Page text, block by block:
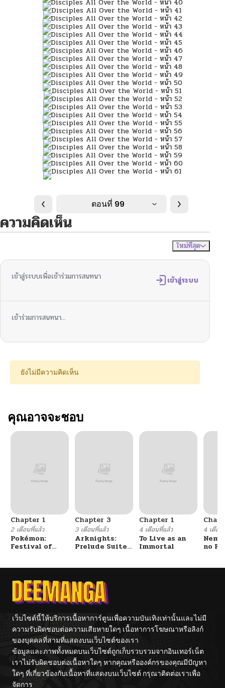
ตอนที่ 99
ความคิดเห็น
ใหม่ที่สุด
เข้าสู่ระบบเพื่อเข้าร่วมการสนทนา เข้าสู่ระบบ
เข้าร่วมการสนทนา...
ยังไม่มีความคิดเห็น
คุณอาจจะชอบ
Chapter 1
2 เดือนที่แล้ว
Pokémon:
Festival of
Chapter 3
3 เดือนที่แล้ว
Arknights:
Prelude Suite:
Chapter 1
4 เดือนที่แล้ว
To Live as an
Immortal
4 เดือน
no
เว็บไซต์นี้ให้บริการเนื้อหาการ์ตูนเพื่อความบันเทิงเท่านั้นและไม่มี
ความรับผิดชอบต่อความเสียหายใดๆ เนื้อหาการโฆษณาหรือลิงก์
ของบุคคลที่สามที่แสดงบนเว็บไซต์ของเรา
ข้อมูลและภาพทั้งหมดบนเว็บไซต์ถูกเก็บรวบรวมจากอินเทอร์เน็ต
เราไม่รับผิดชอบต่อเนื้อหาใดๆ หากคุณหรือองค์กรของคุณมีปัญหา
ใดๆ ที่เกี่ยวข้องกับเนื้อหาที่แสดงบนเว็บไซต์ กรุณาติดต่อเราเพื่อ
จัดการ